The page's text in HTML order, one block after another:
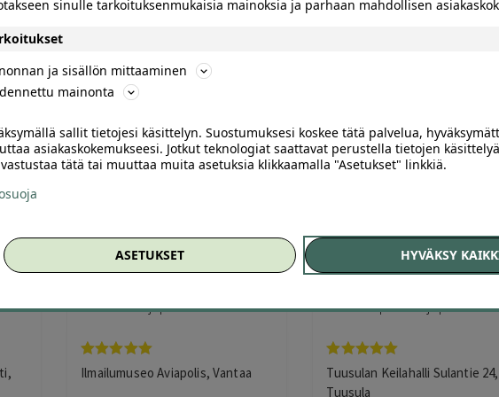
Perhelippu tai kahden hengen
Vantaalla – jopa -64 %
Arvostelu
tuotteesta:
Ilmailumuseo Aviapolis, Vantaa
Tuusulan Keilahalli – tunnin
vain 13 € | Säästä jopa 66 %
Arvostelu
tuotteesta:
5.00/ 5
Tuusulan Keilahalli Sulantie 24,
Tuusula
sinulle tarkoituksenmukaisia mainoksia ja parhaan mahdollisen
ja sisällön mittaaminen
mainonta
sallit tietojesi käsittelyn. Suostumuksesi koskee tätä palvelua,
asiakaskokemukseesi. Jotkut teknologiat saattavat perustella tietojen
tätä tai muuttaa muita asetuksia klikkaamalla "Asetukset" linkkiä.
ASETUKSET HYVÄKSY